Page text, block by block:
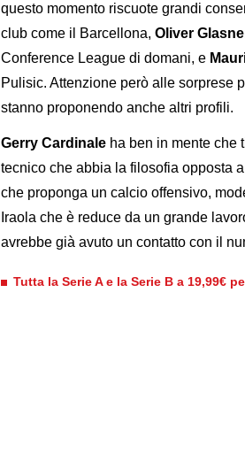
questo momento riscuote grandi
club come il Barcellona, Oliver
Conference League di domani, e
Pulisic. Attenzione però alle sorprese
stanno proponendo anche altri profili.
Gerry Cardinale ha ben in mente che
tecnico che abbia la filosofia opposta
che proponga un calcio offensivo,
Iraola che è reduce da un grande
avrebbe già avuto un contatto con il
Tutta la Serie A e la Serie B a 19,99€